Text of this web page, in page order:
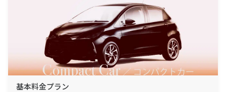
基本料金プラン